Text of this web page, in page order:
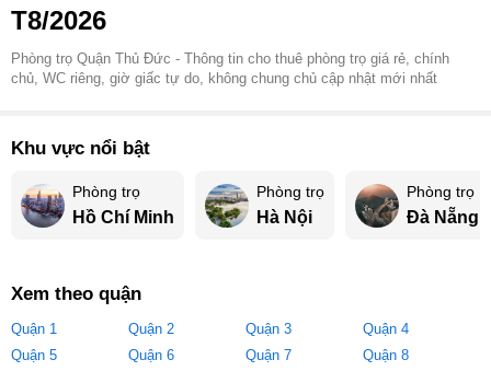
T8/2026
Phòng trọ Quận Thủ Đức - Thông tin cho thuê phòng trọ giá rẻ, chính
chủ, WC riêng, giờ giấc tự do, không chung chủ cập nhật mới nhất
Khu vực nổi bật
Phòng trọ
Hồ Chí Minh
Phòng trọ
Hà Nội
Phòng trọ
Đà Nẵng
Xem theo quận
Quận 1 Quận 2 Quận 3
Quận 4
Quận 5
Quận 6 Quận 7
Quận 8